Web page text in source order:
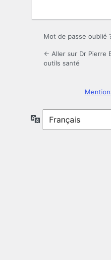
Mot de passe oublié
← Aller sur Dr Pierre
outils santé
Langue